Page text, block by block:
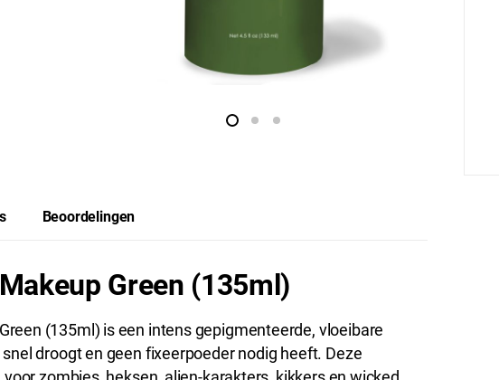
Beoordelingen
Green (135ml)
(135ml) is een intens gepigmenteerde, vloeibare
droogt en geen fixeerpoeder nodig heeft. Deze